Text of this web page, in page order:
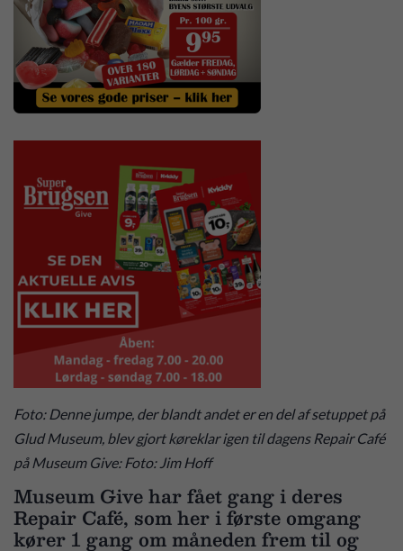
Foto: Denne jumpe, der blandt andet er en del af setuppet på
Glud Museum, blev gjort køreklar igen til dagens Repair Café
på Museum Give: Foto: Jim Hoff
Museum Give har fået gang i deres
Repair Café, som her i første omgang
kører 1 gang om måneden frem til og